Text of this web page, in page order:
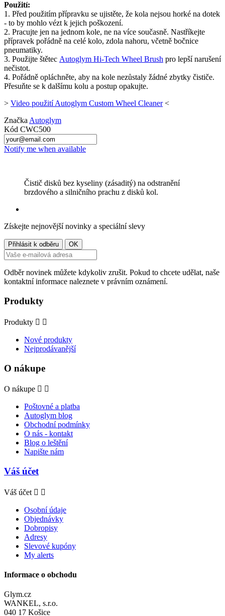
Použití:
1. Před použitím přípravku se ujistěte, že kola nejsou horké na dotek
- to by mohlo vézt k jejich poškození.
2. Pracujte jen na jednom kole, ne na více současně. Nastříkejte
přípravek pořádně na celé kolo, zdola nahoru, včetně bočnice
pneumatiky.
3. Použijte štětec Autoglym Hi-Tech Wheel Brush pro lepší narušení
nečistot.
4. Pořádně opláchněte, aby na kole nezůstaly žádné zbytky čističe.
Přesuňte se k dalšímu kolu a postup opakujte.
> Video použití Autoglym Custom Wheel Cleaner<
ZnačkaAutoglym
Kód CWC500
Notify me when available
Čistič disků bez kyseliny (zásaditý) na odstranění
brzdového a silničního prachu z disků kol.
Získejte nejnovější novinky a speciální slevy
Odběr novinek můžete kdykoliv zrušit. Pokud to chcete udělat, naše
kontaktní informace naleznete v právním oznámení.
Produkty
Produkty  
Nové produkty
Nejprodávanější
O nákupe
O nákupe  
Poštovné a platba
Autoglym blog
Obchodní podmínky
O nás - kontakt
Blog o leštění
Napište nám
Váš účet
Váš účet  
Osobní údaje
Objednávky
Dobropisy
Adresy
Slevové kupóny
My alerts
Informace o obchodu
Glym.cz
WANKEL, s.r.o.
040 17 Košice